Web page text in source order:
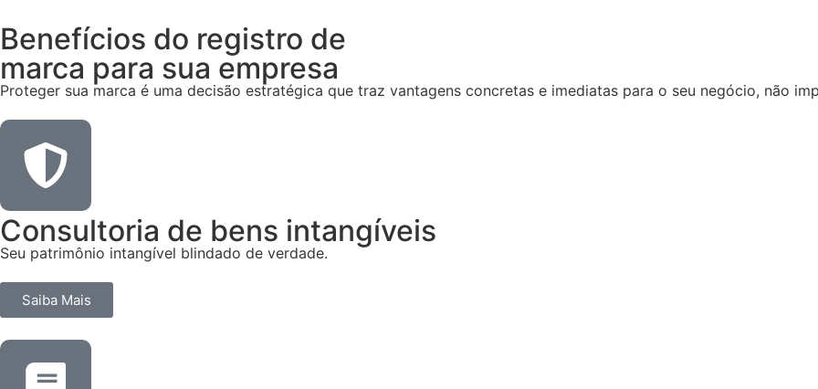
Benefícios do registro de
marca para sua empresa
Proteger sua marca é uma decisão estratégica que traz vantagens concretas e imediatas para o seu negócio, não
Consultoria de bens intangíveis
Seu patrimônio intangível blindado de verdade.
Saiba Mais